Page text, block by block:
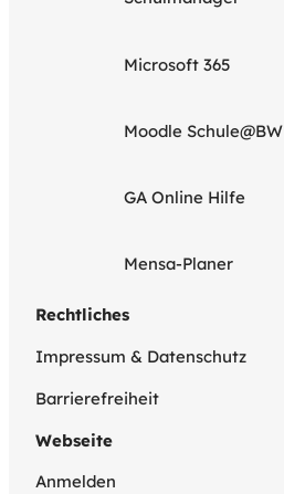
Microsoft 365
Moodle Schule@BW
GA Online Hilfe
Mensa-Planer
Rechtliches
Impressum & Datenschutz
Barrierefreiheit
Webseite
Anmelden